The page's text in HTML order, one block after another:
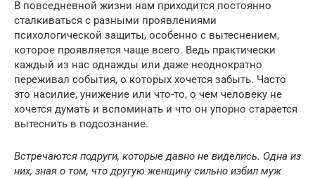
В повседневной жизни нам приходится постоянно
сталкиваться с разными проявлениями
психологической защиты, особенно с вытеснением,
которое проявляется чаще всего. Ведь практически
каждый из нас однажды или даже неоднократно
переживал события, о которых хочется забыть. Часто
это насилие, унижение или что-то, о чем человеку не
хочется думать и вспоминать и что он упорно старается
вытеснить в подсознание.
Встречаются подруги, которые давно не виделись. Одна из
них, зная о том, что другую женщину сильно избил муж